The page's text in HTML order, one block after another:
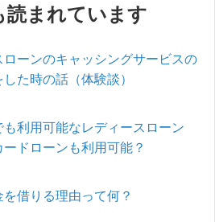
読まれています
ローンのキャッシングサービスの
た時の話（体験談）
も利用可能なレディースローン
ードローンも利用可能？
借りる理由って何？